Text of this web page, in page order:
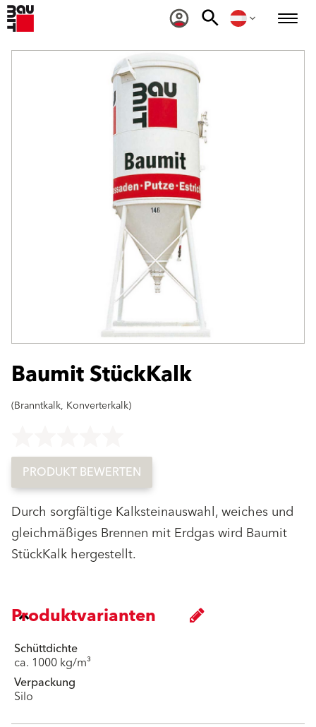
Baumit StückKalk
(Branntkalk, Konverterkalk)
PRODUKT BEWERTEN
Durch sorgfältige Kalksteinauswahl, weiches und
gleichmäßiges Brennen mit Erdgas wird Baumit
StückKalk hergestellt.
Produktvarianten
Schüttdichte
ca. 1000 kg/m³
Verpackung
Silo